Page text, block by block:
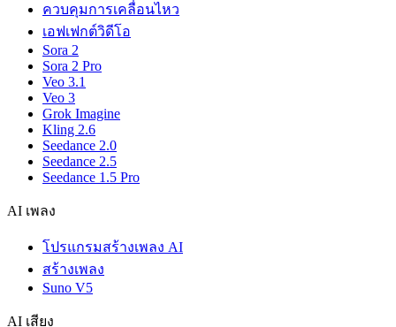
ควบคุมการเคลื่อนไหว
เอฟเฟกต์วิดีโอ
Sora 2
Sora 2 Pro
Veo 3.1
Veo 3
Grok Imagine
Kling 2.6
Seedance 2.0
Seedance 2.5
Seedance 1.5 Pro
AI เพลง
โปรแกรมสร้างเพลง AI
สร้างเพลง
Suno V5
AI เสียง